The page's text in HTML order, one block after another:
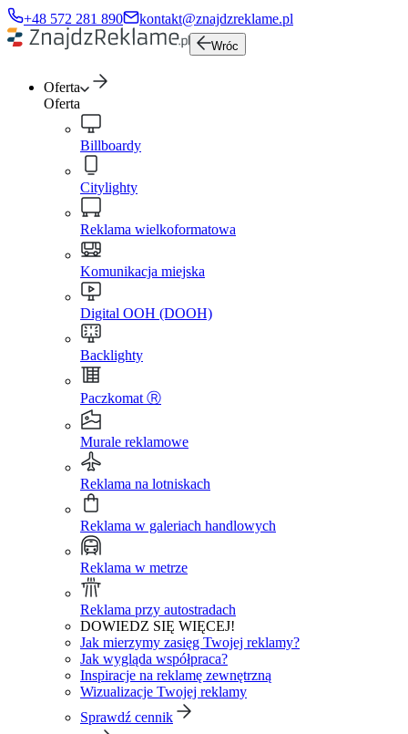
+48 572 281 890 kontakt@znajdzreklame.pl
Wróc
Oferta
Oferta
Billboardy
Citylighty
Reklama wielkoformatowa
Komunikacja miejska
Digital OOH (DOOH)
Backlighty
Paczkomat Ⓡ
Murale reklamowe
Reklama na lotniskach
Reklama w galeriach handlowych
Reklama w metrze
Reklama przy autostradach
DOWIEDZ SIĘ WIĘCEJ!
Jak mierzymy zasięg Twojej reklamy?
Jak wygląda współpraca?
Inspiracje na reklamę zewnętrzną
Wizualizacje Twojej reklamy
Sprawdź cennik